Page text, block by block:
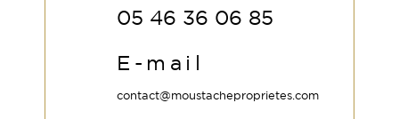
05 46 36 06 85
E-mail
contact@moustacheproprietes.com